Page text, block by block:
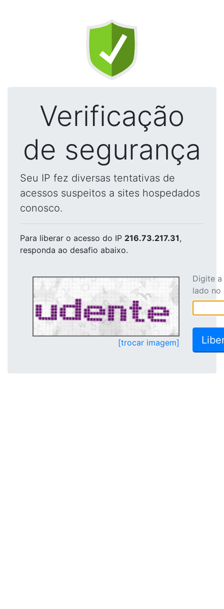
Verificação
de segurança
Seu IP fez diversas tentativas de
acessos suspeitos a sites hospedados
conosco.
Para liberar o acesso do IP 216.73.217.31,
responda ao desafio abaixo.
[trocar imagem]
Digite
lado no